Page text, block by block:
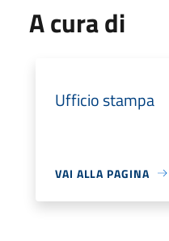
A cura di
Ufficio stampa
VAI ALLA PAGINA